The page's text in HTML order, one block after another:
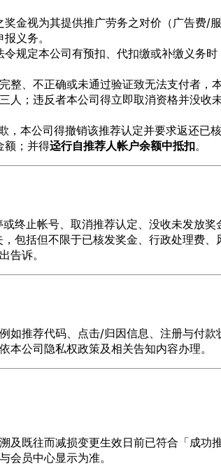
金视为其提供推广劳务之对价（广告费/服
义务。
规定本公司有预扣、代扣缴或补缴义务
、不正确或未通过验证致无法支付者，
；违反者本公司得立即取消资格并没收未
本公司得撤销该推荐认定并要求返还已核
额；并得迳行自推荐人帐户余额中抵扣。
终止帐号、取消推荐认定、没收未发放奖
括但不限于已核发奖金、行政处理费、
告诉。
推荐代码、点击/归因信息、注册与付款
公司隐私权政策及相关告知内容办理。
既往而减损变更生效日前已符合「成功
会员中心显示为准。